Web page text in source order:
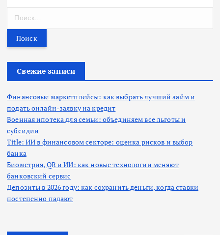
т
Свежие записи
Финансовые маркетплейсы: как выбрать лучший займ и
подать онлайн-заявку на кредит
Военная ипотека для семьи: объединяем все льготы и
субсидии
Title: ИИ в финансовом секторе: оценка рисков и выбор
банка
Биометрия, QR и ИИ: как новые технологии меняют
банковский сервис
Депозиты в 2026 году: как сохранить деньги, когда ставки
постепенно падают